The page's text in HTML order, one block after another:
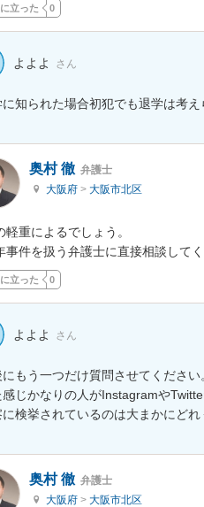
立った 0
よよよ さん
に知られた場合初犯でも退学は考え
奥村 徹 弁護士
大阪府 > 大阪市北区
軽重によるでしょう。
件を扱う弁護士に直接相談してく
立った 0
よよよ さん
もう一つだけ質問させてください
感じかなりの人がInstagramや
検挙されているのは大まかにど
奥村 徹 弁護士
大阪府 > 大阪市北区